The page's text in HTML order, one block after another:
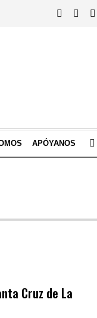
APÓYANOS
Cruz de La